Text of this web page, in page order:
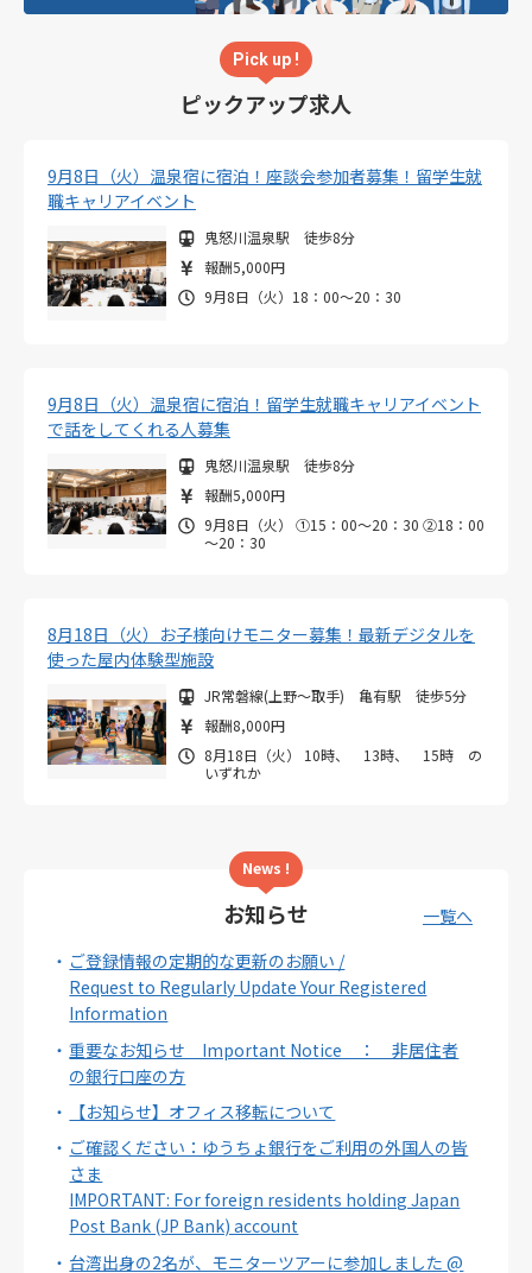
Pick up !
ピックアップ求人
9月8日（火）温泉宿に宿泊！座談会参加者募集！留学生就
職キャリアイベント
鬼怒川温泉駅 徒歩8分
報酬5,000円
9月8日（火）18：00～20：30
9月8日（火）温泉宿に宿泊！留学生就職キャリアイベント
で話をしてくれる人募集
鬼怒川温泉駅 徒歩8分
報酬5,000円
9月8日（火） ①15：00～20：30 ②18：00
～20：30
8月18日（火）お子様向けモニター募集！最新デジタルを
使った屋内体験型施設
JR常磐線(上野～取手) 亀有駅 徒歩5分
報酬8,000円
8月18日（火） 10時、 13時、 15時 の
いずれか
News !
お知らせ
一覧へ
ご登録情報の定期的な更新のお願い /
Request to Regularly Update Your Registered
Information
重要なお知らせ Important Notice ： 非居住者
の銀行口座の方
【お知らせ】オフィス移転について
ご確認ください：ゆうちょ銀行をご利用の外国人の皆
さま
IMPORTANT: For foreign residents holding Japan
Post Bank (JP Bank) account
台湾出身の2名が、モニターツアーに参加しました @